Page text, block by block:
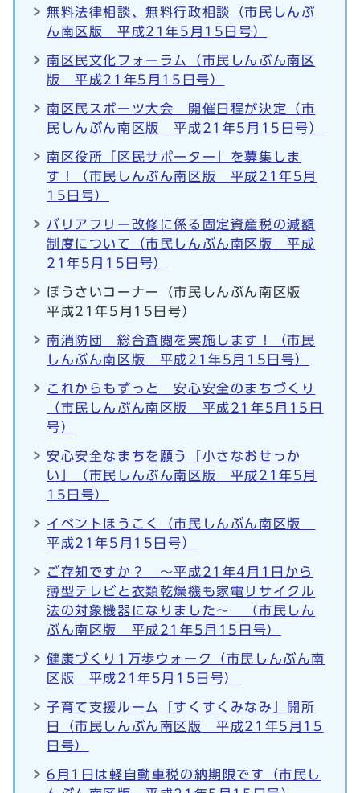
無料法律相談、無料行政相談（市民しんぶ
ん南区版 平成21年5月15日号）
南区民文化フォーラム（市民しんぶん南区
版 平成21年5月15日号）
南区民スポーツ大会 開催日程が決定（市
民しんぶん南区版 平成21年5月15日号）
南区役所「区民サポーター」を募集しま
す！（市民しんぶん南区版 平成21年5月
15日号）
バリアフリー改修に係る固定資産税の減額
制度について（市民しんぶん南区版 平成
21年5月15日号）
ぼうさいコーナー（市民しんぶん南区版
平成21年5月15日号）
南消防団 総合査閲を実施します！（市民
しんぶん南区版 平成21年5月15日号）
これからもずっと 安心安全のまちづくり
（市民しんぶん南区版 平成21年5月15日
号）
安心安全なまちを願う「小さなおせっか
い」（市民しんぶん南区版 平成21年5月
15日号）
イベントほうこく（市民しんぶん南区版
平成21年5月15日号）
ご存知ですか？ ～平成21年4月1日から
薄型テレビと衣類乾燥機も家電リサイクル
法の対象機器になりました～ （市民しん
ぶん南区版 平成21年5月15日号）
健康づくり1万歩ウォーク（市民しんぶん南
区版 平成21年5月15日号）
子育て支援ルーム「すくすくみなみ」開所
日（市民しんぶん南区版 平成21年5月15
日号）
6月1日は軽自動車税の納期限です（市民し